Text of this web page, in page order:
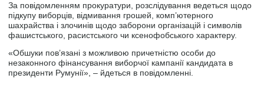
За повідомленням прокуратури, розслідування ведеться щодо
підкупу виборців, відмивання грошей, комп’ютерного
шахрайства і злочинів щодо заборони організацій і символів
фашистського, расистського чи ксенофобського характеру.
«Обшуки пов’язані з можливою причетністю особи до
незаконного фінансування виборчої кампанії кандидата в
президенти Румунії», – йдеться в повідомленні.